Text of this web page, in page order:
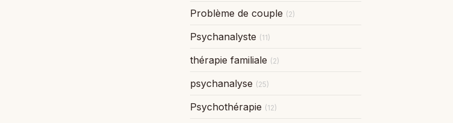
Problème de couple (2)
Psychanalyste (11)
thérapie familiale (2)
psychanalyse (25)
Psychothérapie (12)